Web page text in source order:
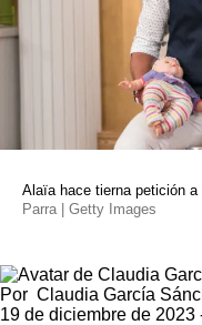
Alaïa hace tierna petición a
Parra | Getty Images
Por Claudia García
19 de diciembre de 2023